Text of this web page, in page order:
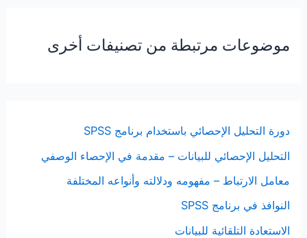
موضوعات مرتبطة من تصنيفات أخرى
دورة التحليل الإحصائي باستخدام برنامج SPSS
التحليل الإحصائي للبيانات – مقدمة في الإحصاء الوصفي
معامل الارتباط – مفهومه ودلالته وأنواعه المختلفة
النوافذ في برنامج SPSS
الاستعادة التلقائية للبيانات